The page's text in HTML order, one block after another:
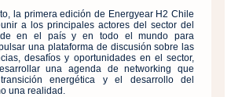
la primera edición de Energyear H2 Chile
a los principales actores del sector del
en el país y en todo el mundo para
una plataforma de discusión sobre las
desafíos y oportunidades en el sector,
una agenda de networking que
energética y el desarrollo del
una realidad.